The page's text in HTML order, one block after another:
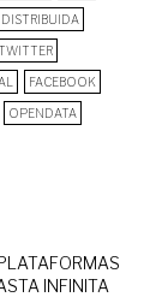
FACEBOOK
OPENDATA
INFINITA